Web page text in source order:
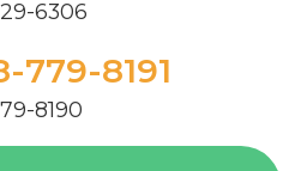
6306
779-8191
8190